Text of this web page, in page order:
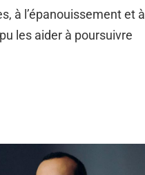
à l’épanouissement et à
les aider à poursuivre